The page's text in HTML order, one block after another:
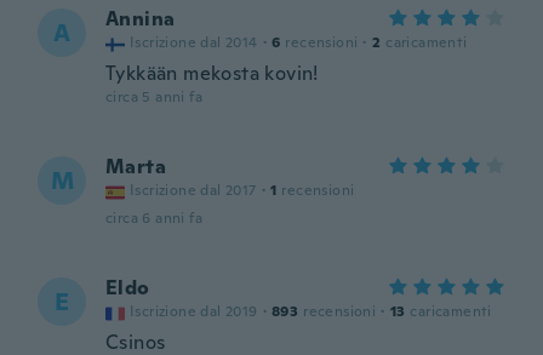
A Annina
Iscrizione dal 2014 · 6 recensioni · 2 caricamenti
Tykkään mekosta kovin!
circa 5 anni fa
M Marta
Iscrizione dal 2017 · 1 recensioni
circa 6 anni fa
E Eldo
Iscrizione dal 2019 · 893 recensioni · 13 caricamenti
Csinos